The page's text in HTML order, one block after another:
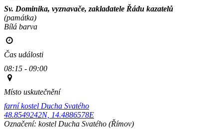
Sv. Dominika, vyznavače, zakladatele Řádu kazatelů
(památka)
Bílá barva
Čas události
08:15 - 09:00
Místo uskutečnění
farní kostel Ducha Svatého
48.8549242N, 14.4886578E
Označení: kostel Ducha Svatého (Římov)